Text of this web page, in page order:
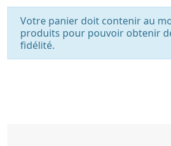
Votre panier doit contenir au
produits pour pouvoir obtenir
fidélité.